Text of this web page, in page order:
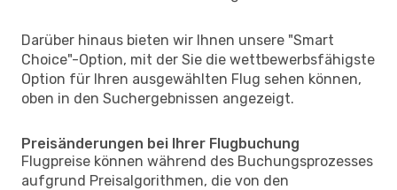
Darüber hinaus bieten wir Ihnen unsere "Smart
Choice"-Option, mit der Sie die wettbewerbsfähigste
Option für Ihren ausgewählten Flug sehen können,
oben in den Suchergebnissen angezeigt.
Preisänderungen bei Ihrer Flugbuchung
Flugpreise können während des Buchungsprozesses
aufgrund Preisalgorithmen, die von den